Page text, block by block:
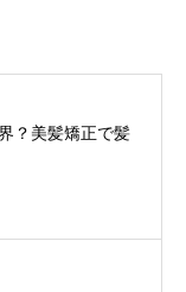
？美髪矯正で髪